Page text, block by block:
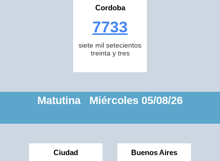
Cordoba
7733
siete mil setecientos
treinta y tres
Matutina Miércoles 05/08/26
Ciudad Buenos Aires